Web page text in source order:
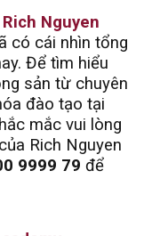
Rich Nguyen
có cái nhìn tổng
Để tìm hiểu
sản từ chuyên
đào tạo tại
mắc vui lòng
Rich Nguyen
9999 79 để